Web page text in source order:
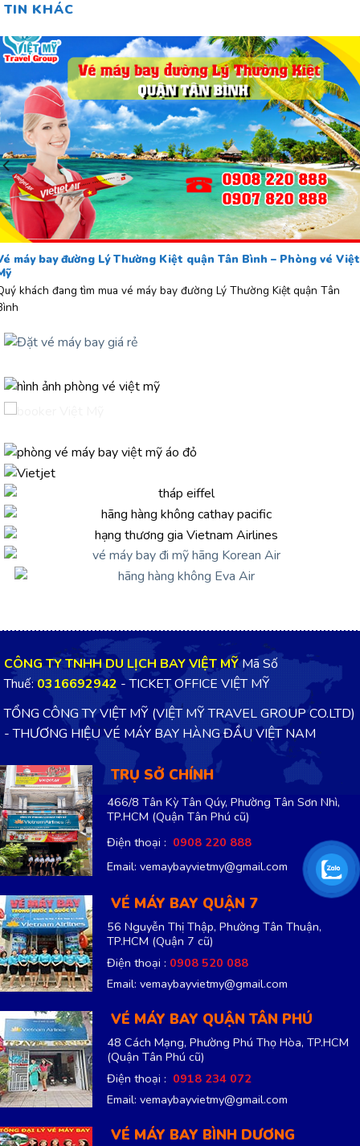
TIN KHÁC
máy bay đường Lý Thường Kiệt quận Tân Bình – Phòng vé Việt
khách đang tìm mua vé máy bay đường Lý Thường Kiệt quận Tân
CÔNG TY TNHH DU LỊCH BAY VIỆT MỸMã Số
Thuế:0316692942 - TICKET OFFICE VIỆT MỸ
TỔNG CÔNG TY VIỆT MỸ (VIỆT MỸ TRAVEL GROUP CO.LTD)
- THƯƠNG HIỆU VÉ MÁY BAY HÀNG ĐẦU VIỆT NAM
TRỤ SỞ CHÍNH
466/8 Tân Kỳ Tân Qúy, Phường Tân Sơn Nhì,
TP.HCM (Quận Tân Phú cũ)
Điện thoại : 0908 220 888
Email: vemaybayvietmy@gmail.com
VÉ MÁY BAY QUẬN 7
56 Nguyễn Thị Thập, Phường Tân Thuận,
TP.HCM (Quận 7 cũ)
Điện thoại : 0908 520 088
Email: vemaybayvietmy@gmail.com
VÉ MÁY BAY QUẬN TÂN PHÚ
48 Cách Mạng, Phường Phú Thọ Hòa, TP.HCM
(Quận Tân Phú cũ)
Điện thoại : 0918 234 072
Email: vemaybayvietmy@gmail.com
VÉ MÁY BAY BÌNH DƯƠNG